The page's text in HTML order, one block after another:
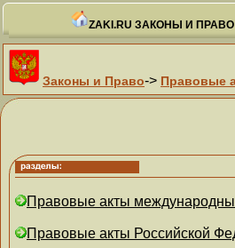
ZAKI.RU ЗАКОНЫ И ПРАВО
Законы и Право-> Правовые
Правовые акты
Правовые акты Российской